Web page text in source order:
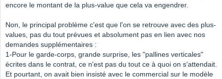
encore le montant de la plus-value que cela va engendrer.
Non, le principal problème c'est que l'on se retrouve avec des plus-
values, pas du tout prévues et absolument pas en lien avec nos
demandes supplémentaires :
1-Pour le garde-corps, grande surprise, les "pallines verticales"
écrites dans le contrat, ce n'est pas du tout ce à quoi on s'attendait.
Et pourtant, on avait bien insisté avec le commercial sur le modèle